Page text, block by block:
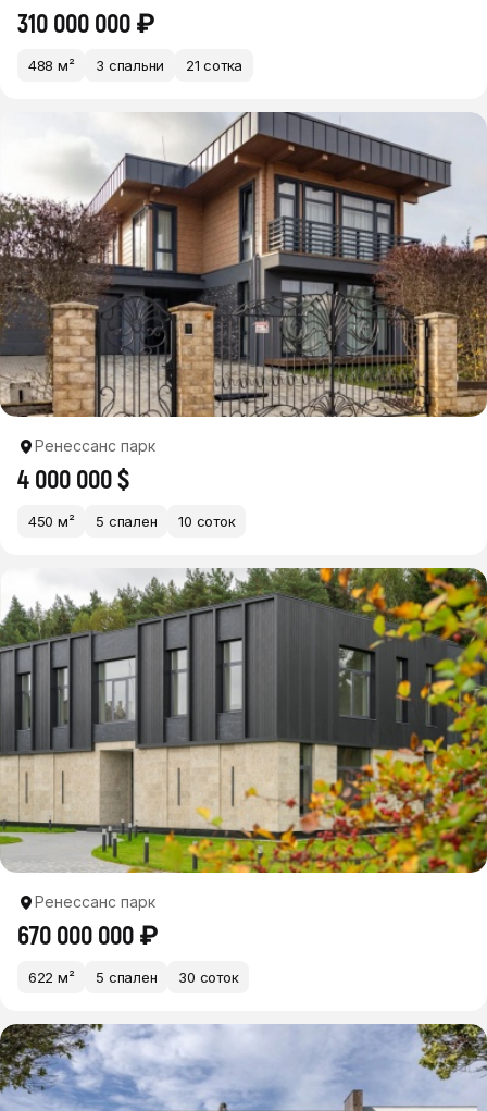
310 000 000 ₽
488 м² 3 спальни 21 сотка
Ренессанс парк
4 000 000 $
450 м² 5 спален 10 соток
Ренессанс парк
670 000 000 ₽
622 м² 5 спален 30 соток